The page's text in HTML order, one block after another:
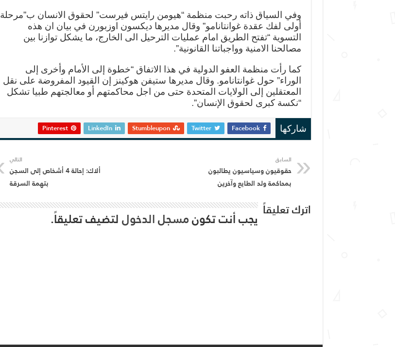
وفي السياق ذاته رحبت منظمة “هيومن رايتس فيرست” لحقوق الانسان ب”مرحلة
أولى لفك عقدة غوانتانامو” وقال مديرها ديكسون اوزبورن في بيان ان هذه
التسوية “تفتح الطريق امام عمليات الترحيل الى الخارج، ما يشكل توازنا بين
مصالحنا الامنية وواجباتنا القانونية”.
كما رأت منظمة العفو الدولية في هذا الاتفاق “خطوة إلى الأمام وأخرى إلى
الوراء” حول غوانتانامو. وقال مديرها ستيفن هوكينز إن القيود المفروضة على نقل
المعتقلين إلى الولايات المتحدة حتى من اجل محاكمتهم أو معالجتهم طبيا تشكل
“نكسة كبرى لحقوق الإنسان”.
شاركها Facebook
Twitter
Stumbleupon
LinkedIn
Pinterest
السابق
حقوقيون وسياسيون يطالبون
بمحاكمة ولد الطايع وآخرين
التالي
ألاك: إحالة 4 أشخاص إلى السجن
بتهمة السرقة
اترك تعليقاً يجب أنت تكونمسجل الدخوللتضيف تعليقاً.